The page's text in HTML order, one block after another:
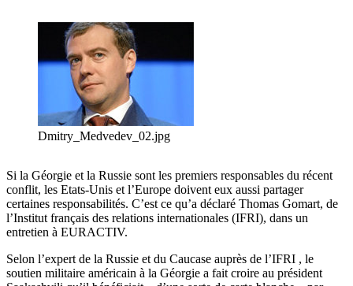
Dmitry_Medvedev_02.jpg
Si la Géorgie et la Russie sont les premiers responsables du récent
conflit, les Etats-Unis et l’Europe doivent eux aussi partager
certaines responsabilités. C’est ce qu’a déclaré Thomas Gomart, de
l’Institut français des relations internationales (IFRI), dans un
entretien à EURACTIV.
Selon l’expert de la Russie et du Caucase auprès de l’IFRI , le
soutien militaire américain à la Géorgie a fait croire au président